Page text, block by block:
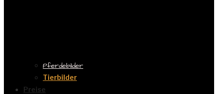
Pferdebilder
Tierbilder
Preise